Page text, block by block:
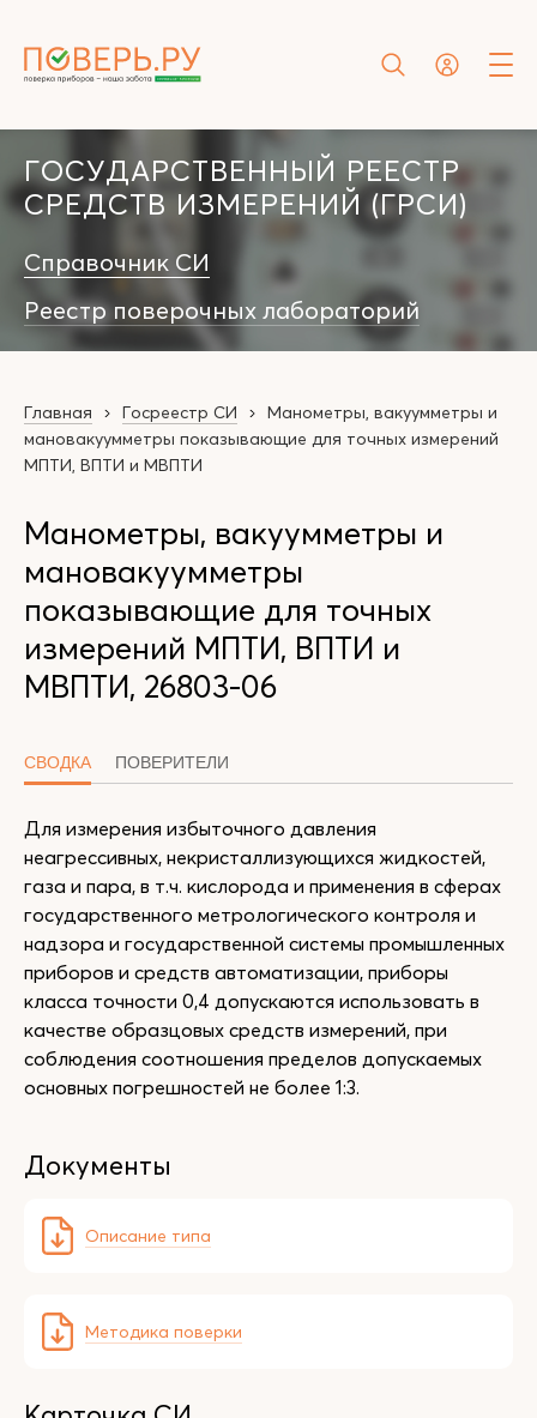
ГОСУДАРСТВЕННЫЙ РЕЕСТР
СРЕДСТВ ИЗМЕРЕНИЙ (ГРСИ)
Справочник СИ
Реестр поверочных лабораторий
Главная Госреестр СИ
Манометры, вакуумметры и
мановакуумметры показывающие для точных измерений
МПТИ, ВПТИ и МВПТИ
Манометры, вакуумметры и
мановакуумметры
показывающие для точных
измерений МПТИ, ВПТИ и
МВПТИ, 26803-06
СВОДКА ПОВЕРИТЕЛИ
Для измерения избыточного давления
неагрессивных, некристаллизующихся жидкостей,
газа и пара, в т.ч. кислорода и применения в сферах
государственного метрологического контроля и
надзора и государственной системы промышленных
приборов и средств автоматизации, приборы
класса точности 0,4 допускаются использовать в
качестве образцовых средств измерений, при
соблюдения соотношения пределов допускаемых
основных погрешностей не более 1:3.
Документы
Описание типа
Методика поверки